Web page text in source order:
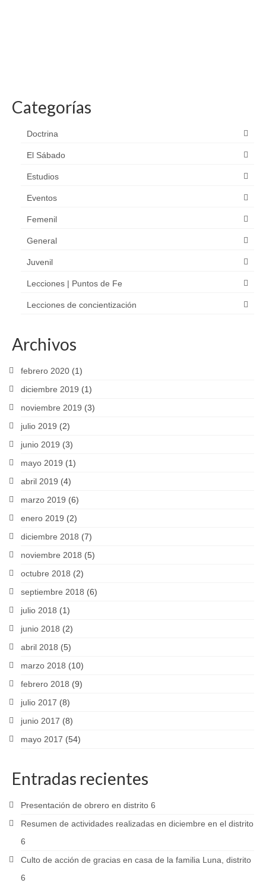
Categorías
Doctrina
El Sábado
Estudios
Eventos
Femenil
General
Juvenil
Lecciones | Puntos de Fe
Lecciones de concientización
Archivos
febrero 2020 (1)
diciembre 2019 (1)
noviembre 2019 (3)
julio 2019 (2)
junio 2019 (3)
mayo 2019 (1)
abril 2019 (4)
marzo 2019 (6)
enero 2019 (2)
diciembre 2018 (7)
noviembre 2018 (5)
octubre 2018 (2)
septiembre 2018 (6)
julio 2018 (1)
junio 2018 (2)
abril 2018 (5)
marzo 2018 (10)
febrero 2018 (9)
julio 2017 (8)
junio 2017 (8)
mayo 2017 (54)
Entradas recientes
Presentación de obrero en distrito 6
Resumen de actividades realizadas en diciembre en el distrito
6
Culto de acción de gracias en casa de la familia Luna, distrito
6